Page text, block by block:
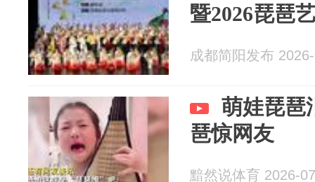
暨2026琵琶
成都简阳发布
萌娃琵琶
琶惊网友
黯然说体育 2026-